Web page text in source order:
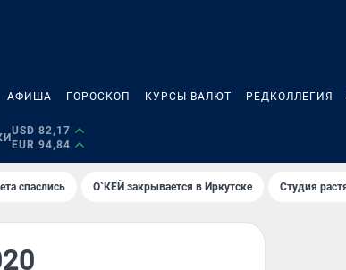
АФИША ГОРОСКОП КУРСЫ ВАЛЮТ РЕДКОЛЛЕГИЯ
USD 82,17
EUR 94,84
спаслись О`КЕЙ закрывается в Иркутске Студия